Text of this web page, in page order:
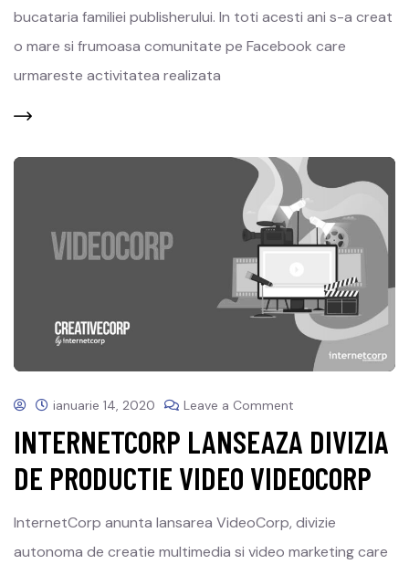
bucataria familiei publisherului. In toti acesti ani s-a creat
o mare si frumoasa comunitate pe Facebook care
urmareste activitatea realizata
ianuarie 14, 2020 Leave a Comment
INTERNETCORP LANSEAZA DIVIZIA
DE PRODUCTIE VIDEO VIDEOCORP
InternetCorp anunta lansarea VideoCorp, divizie
autonoma de creatie multimedia si video marketing care